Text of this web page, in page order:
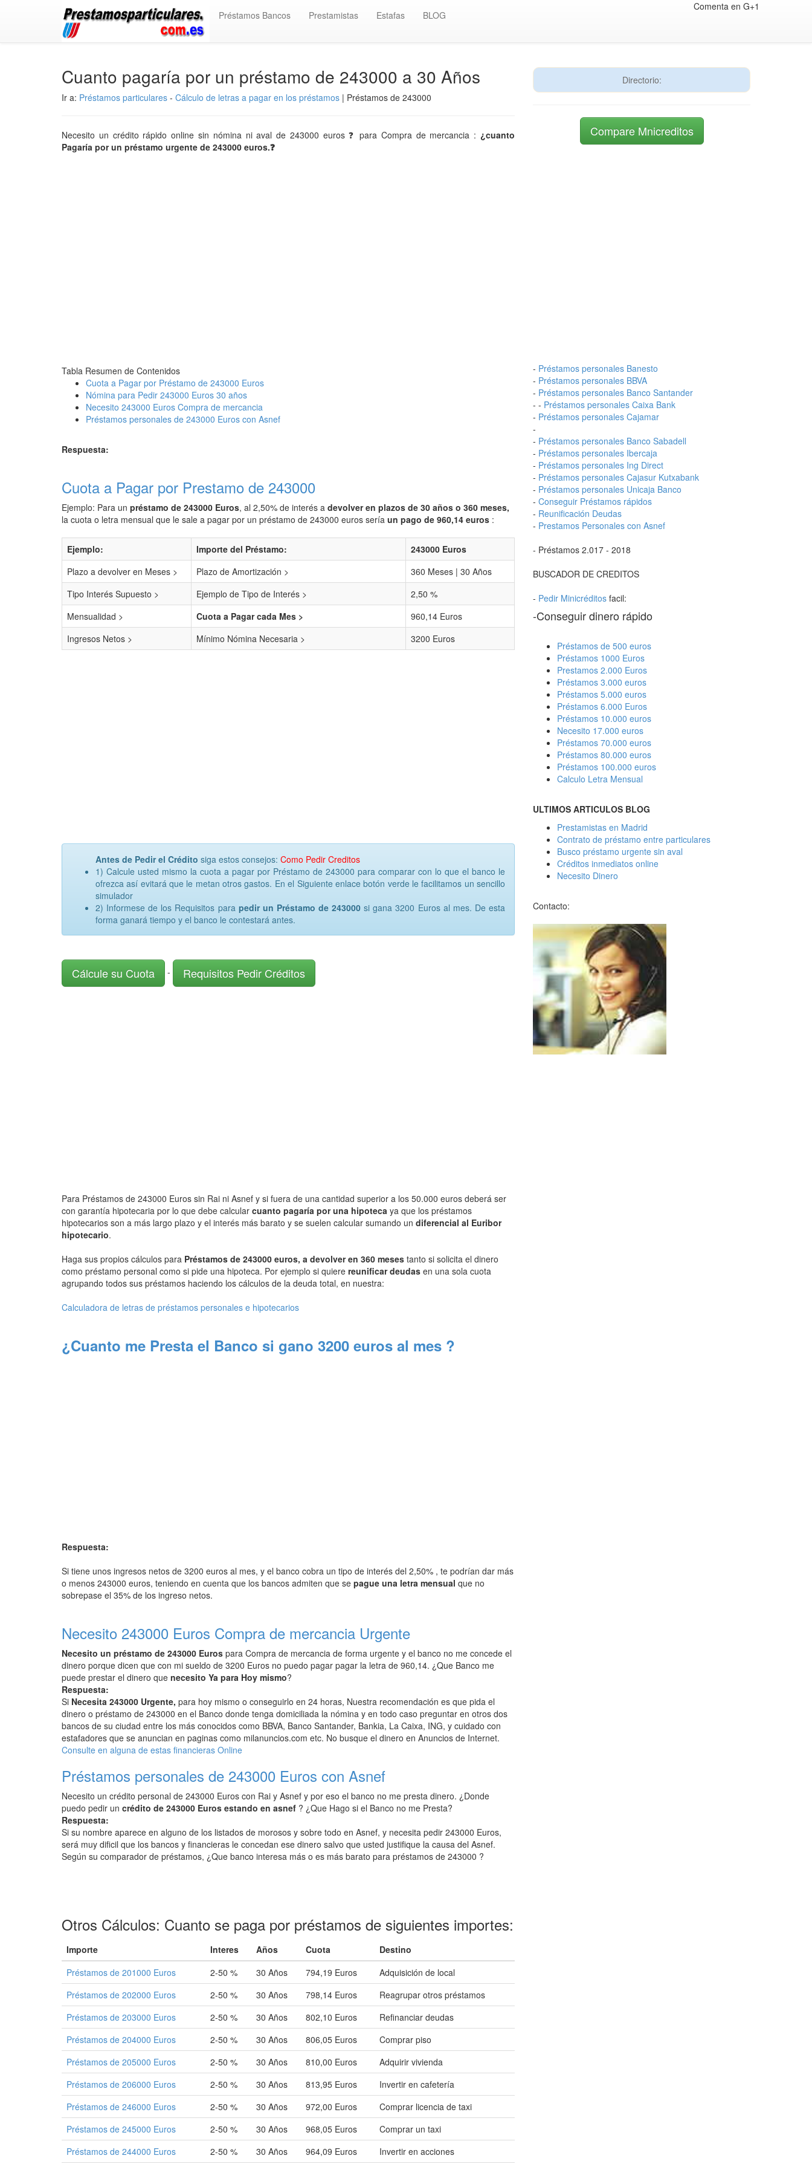
Préstamos Bancos Prestamistas Estafas BLOG
Comenta en G+1
Cuanto pagaría por un préstamo de 243000 a 30 Años
Ir a: Préstamos particulares - Cálculo de letras a pagar en los préstamos | Préstamos de 243000
Necesito un crédito rápido online sin nómina ni aval de 243000 euros ❓ para Compra de mercancia : ¿cuanto
Pagaría por un préstamo urgente de 243000 euros.❓
Tabla Resumen de Contenidos
Cuota a Pagar por Préstamo de 243000 Euros
Nómina para Pedir 243000 Euros 30 años
Necesito 243000 Euros Compra de mercancia
Préstamos personales de 243000 Euros con Asnef
Respuesta:
Cuota a Pagar por Prestamo de 243000
Ejemplo: Para un préstamo de 243000 Euros, al 2,50% de interés a devolver en plazos de 30 años o 360 meses,
la cuota o letra mensual que le sale a pagar por un préstamo de 243000 euros sería un pago de 960,14 euros :
Ejemplo: Importe del Préstamo:
243000 Euros
Plazo a devolver en Meses >
Plazo de Amortización >
360 Meses | 30 Años
Tipo Interés Supuesto >
Ejemplo de Tipo de Interés >
2,50 %
Mensualidad >
Cuota a Pagar cada Mes >
960,14 Euros
Ingresos Netos >
Mínimo Nómina Necesaria > 3200 Euros
Antes de Pedir el Crédito siga estos consejos: Como Pedir Creditos
1) Calcule usted mismo la cuota a pagar por Préstamo de 243000 para comparar con lo que el banco le
ofrezca así evitará que le metan otros gastos. En el Siguiente enlace botón verde le facilitamos un sencillo
simulador
2) Informese de los Requisitos para pedir un Préstamo de 243000si gana 3200 Euros al mes. De esta
forma ganará tiempo y el banco le contestará antes.
Cálcule su Cuota - Requisitos Pedir Créditos
Para Préstamos de 243000 Euros sin Rai ni Asnef y si fuera de una cantidad superior a los 50.000 euros deberá ser
con garantía hipotecaria por lo que debe calcular cuanto pagaría por una hipoteca ya que los préstamos
hipotecarios son a más largo plazo y el interés más barato y se suelen calcular sumando un diferencial al Euribor
hipotecario.
Haga sus propios cálculos para Préstamos de 243000 euros, a devolver en 360 meses tanto si solicita el dinero
como préstamo personal como si pide una hipoteca. Por ejemplo si quiere reunificar deudas en una sola cuota
agrupando todos sus préstamos haciendo los cálculos de la deuda total, en nuestra:
Calculadora de letras de préstamos personales e hipotecarios
¿Cuanto me Presta el Banco si gano 3200 euros al mes ?
Respuesta:
Si tiene unos ingresos netos de 3200 euros al mes, y el banco cobra un tipo de interés del 2,50% , te podrían dar más
o menos 243000 euros, teniendo en cuenta que los bancos admiten que se pague una letra mensual que no
sobrepase el 35% de los ingreso netos.
Necesito 243000 Euros Compra de mercancia Urgente
Necesito un préstamo de 243000 Euros para Compra de mercancia de forma urgente y el banco no me concede el
dinero porque dicen que con mi sueldo de 3200 Euros no puedo pagar pagar la letra de 960,14. ¿Que Banco me
puede prestar el dinero que necesito Ya para Hoy mismo?
Respuesta:
Si Necesita 243000 Urgente, para hoy mismo o conseguirlo en 24 horas, Nuestra recomendación es que pida el
dinero o préstamo de 243000 en el Banco donde tenga domiciliada la nómina y en todo caso preguntar en otros dos
bancos de su ciudad entre los más conocidos como BBVA, Banco Santander, Bankia, La Caixa, ING, y cuidado con
estafadores que se anuncian en paginas como milanuncios.com etc. No busque el dinero en Anuncios de Internet.
Consulte en alguna de estas financieras Online
Préstamos personales de 243000 Euros con Asnef
Necesito un crédito personal de 243000 Euros con Rai y Asnef y por eso el banco no me presta dinero. ¿Donde
puedo pedir un crédito de 243000 Euros estando en asnef ? ¿Que Hago si el Banco no me Presta?
Respuesta:
Si su nombre aparece en alguno de los listados de morosos y sobre todo en Asnef, y necesita pedir 243000 Euros,
será muy dificil que los bancos y financieras le concedan ese dinero salvo que usted justifique la causa del Asnef.
Según su comparador de préstamos, ¿Que banco interesa más o es más barato para préstamos de 243000 ?
Otros Cálculos: Cuanto se paga por préstamos de siguientes importes:
Importe Interes Años Cuota
Destino
Préstamos de 201000 Euros
2-50 % 30 Años 794,19 Euros
Adquisición de local
Préstamos de 202000 Euros
2-50 % 30 Años 798,14 Euros
Reagrupar otros préstamos
Préstamos de 203000 Euros
2-50 % 30 Años 802,10 Euros
Refinanciar deudas
Préstamos de 204000 Euros
2-50 % 30 Años 806,05 Euros
Comprar piso
Préstamos de 205000 Euros
2-50 % 30 Años 810,00 Euros
Adquirir vivienda
Préstamos de 206000 Euros
2-50 % 30 Años 813,95 Euros
Invertir en cafetería
Préstamos de 246000 Euros
2-50 % 30 Años 972,00 Euros
Comprar licencia de taxi
Préstamos de 245000 Euros
2-50 % 30 Años 968,05 Euros
Comprar un taxi
Préstamos de 244000 Euros
2-50 % 30 Años 964,09 Euros Invertir en acciones
Directorio:
Compare Mnicreditos
- Préstamos personales Banesto
- Préstamos personales BBVA
- Préstamos personales Banco Santander
- - Préstamos personales Caixa Bank
- Préstamos personales Cajamar
-
- Préstamos personales Banco Sabadell
- Préstamos personales Ibercaja
- Préstamos personales Ing Direct
- Préstamos personales Cajasur Kutxabank
- Préstamos personales Unicaja Banco
- Conseguir Préstamos rápidos
- Reunificación Deudas
- Prestamos Personales con Asnef
- Préstamos 2.017 - 2018
BUSCADOR DE CREDITOS
- Pedir Minicréditos facil:
-Conseguir dinero rápido
Préstamos de 500 euros
Préstamos 1000 Euros
Prestamos 2.000 Euros
Préstamos 3.000 euros
Préstamos 5.000 euros
Préstamos 6.000 Euros
Préstamos 10.000 euros
Necesito 17.000 euros
Préstamos 70.000 euros
Préstamos 80.000 euros
Préstamos 100.000 euros
Calculo Letra Mensual
ULTIMOS ARTICULOS BLOG
Prestamistas en Madrid
Contrato de préstamo entre particulares
Busco préstamo urgente sin aval
Créditos inmediatos online
Necesito Dinero
Contacto: